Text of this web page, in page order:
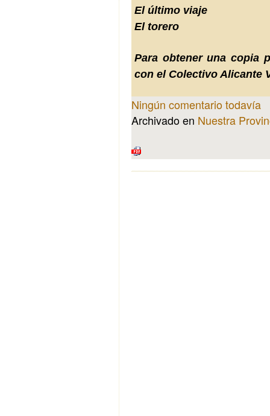
El último viaje
El torero
Para obtener una copia
con el Colectivo Alicante
Ningún comentario todavía
Archivado en Nuestra